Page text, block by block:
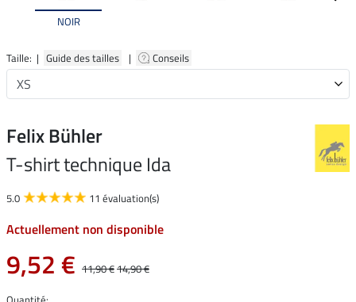
NOIR
Taille: | Guide des tailles | Conseils
Felix Bühler
T-shirt technique Ida
5.0 11 évaluation(s)
Actuellement non disponible
9,52 € 11,90 €14,90 €